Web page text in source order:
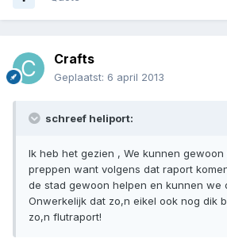
Crafts
Geplaatst: 6 april 2013
schreef heliport:
Ik heb het gezien , We kunnen
preppen want volgens dat raport
de stad gewoon helpen en kunnen we
Onwerkelijk dat zo,n eikel ook nog dik
zo,n flutraport!